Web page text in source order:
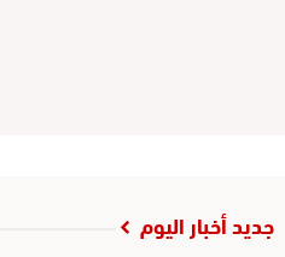
جديد أخبار اليوم